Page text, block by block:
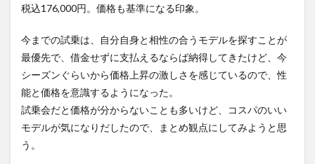
税込176,000円。価格も基準になる印象。
今までの試乗は、自分自身と相性の合うモデルを探すことが
最優先で、借金せずに支払えるならば納得してきたけど、今
シーズンぐらいから価格上昇の激しさを感じているので、性
能と価格を意識するようになった。
試乗会だと価格が分からないことも多いけど、コスパのいい
モデルが気になりだしたので、まとめ観点にしてみようと思
う。